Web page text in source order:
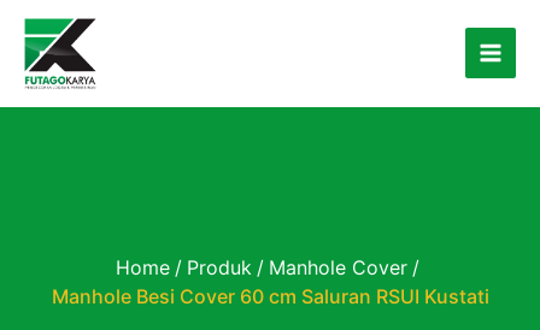
Skip to content
Home / Produk / Manhole Cover /
Manhole Besi Cover 60 cm Saluran RSUI Kustati